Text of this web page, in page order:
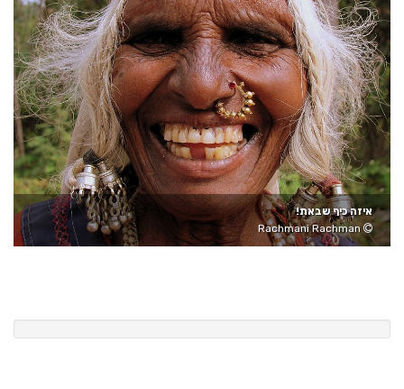
איזה כיף שבאת!
Rachmani Rachman